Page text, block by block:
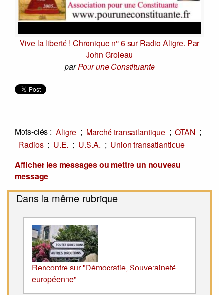
Vive la liberté ! Chronique n° 6 sur Radio Aligre. Par
John Groleau
parPour une Constituante
Mots-clés : Aligre ; Marché transatlantique ; OTAN ;
Radios ; U.E. ; U.S.A. ; Union transatlantique
Afficher les messages ou mettre un nouveau
message
Dans la même rubrique
Rencontre sur "Démocratie, Souveraineté
européenne"